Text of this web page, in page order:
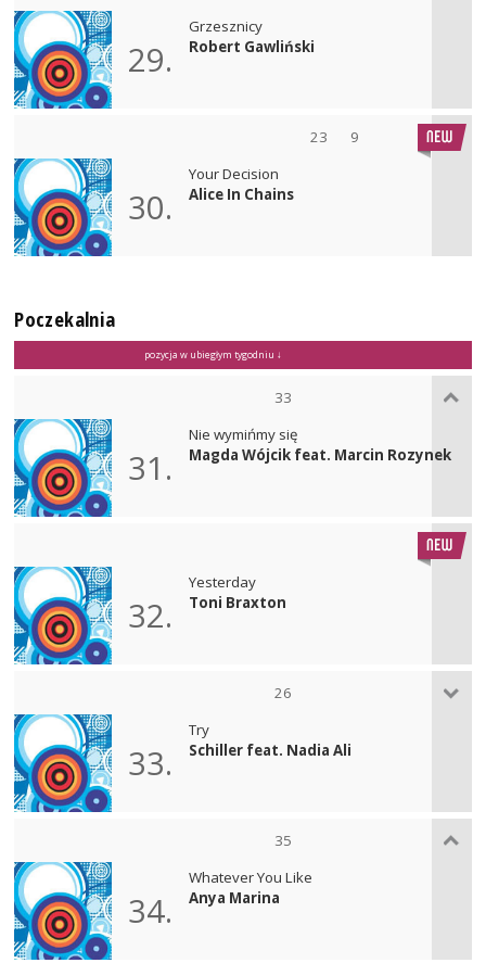
29.
Grzesznicy
Robert Gawliński
23 9
30.
Your Decision
Alice In Chains
Poczekalnia
pozycja w ubiegłym tygodniu ↓
33
31.
Nie wymińmy się
Magda Wójcik feat. Marcin Rozynek
32.
Yesterday
Toni Braxton
26
33.
Try
Schiller feat. Nadia Ali
35
34.
Whatever You Like
Anya Marina